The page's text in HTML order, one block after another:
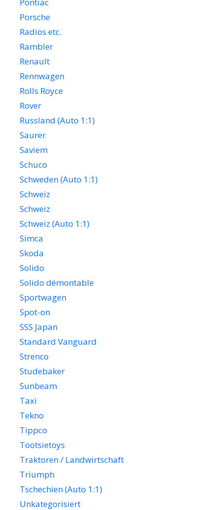
Porsche
Radios etc.
Rambler
Renault
Rennwagen
Rolls Royce
Rover
Russland (Auto 1:1)
Saurer
Saviem
Schuco
Schweden (Auto 1:1)
Schweiz
Schweiz
Schweiz (Auto 1:1)
Simca
Skoda
Solido
Solido démontable
Sportwagen
Spot-on
SSS Japan
Standard Vanguard
Strenco
Studebaker
Sunbeam
Taxi
Tekno
Tippco
Tootsietoys
Traktoren / Landwirtschaft
Triumph
Tschechien (Auto 1:1)
Unkategorisiert